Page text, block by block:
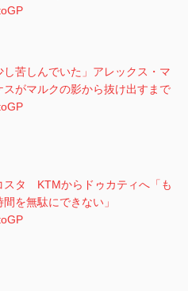
し苦しんでいた」アレックス・マ
スがマルクの影から抜け出すまで
スタ KTMからドゥカティへ「も
間を無駄にできない」